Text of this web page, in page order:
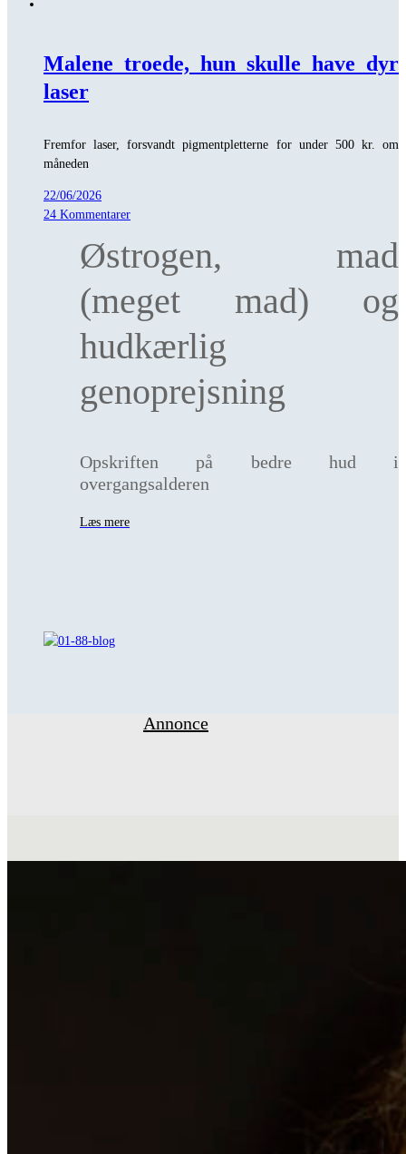
Malene troede, hun skulle have dyr
laser
Fremfor laser, forsvandt pigmentpletterne for under 500 kr. om
måneden
22/06/2026
24 Kommentarer
Østrogen, mad
(meget mad) og
hudkærlig
genoprejsning
Opskriften på bedre hud i
overgangsalderen
Læs mere
Annonce